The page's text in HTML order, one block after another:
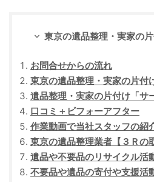
東京の遺品整理・実家の
お問合せからの流れ
東京の遺品整理・実家の片付
遺品整理・実家の片付け「サ
口コミ＋ビフォーアフター
作業動画で当社スタッフの紹
東京の遺品整理業者【３Ｒの
遺品や不要品のリサイクル活
不要品や遺品の寄付や支援活